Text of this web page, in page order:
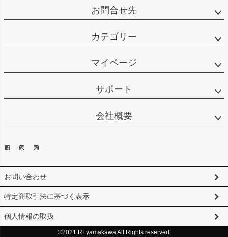
お問合せ先
カテゴリー
マイページ
サポート
会社概要
お問い合わせ
特定商取引法に基づく表示
個人情報の取扱
©2021 RFyamakawa All Rights reserved.